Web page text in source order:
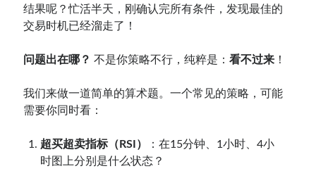
结果呢？忙活半天，刚确认完所有条件，发现最佳的
交易时机已经溜走了！
问题出在哪？ 不是你策略不行，纯粹是：看不过来 ！
我们来做一道简单的算术题。一个常见的策略，可能
需要你同时看：
超买超卖指标（RSI）
：在15分钟、1小时、4小
时图上分别是什么状态？